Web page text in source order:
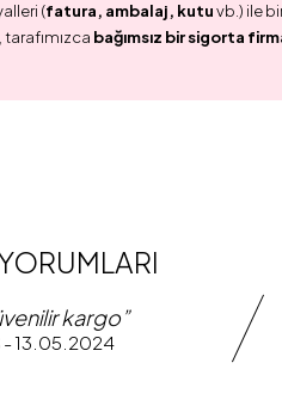
(fatura, ambalaj, kutuvb.) ile
bağımsız bir sigorta
kargo”
- 13.05.2024